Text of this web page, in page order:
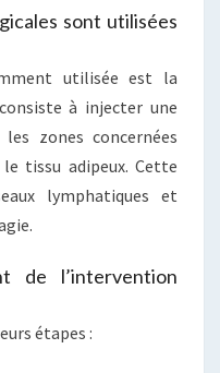
sont utilisées
utilisée est la
à injecter une
zones concernées
tissu adipeux. Cette
lymphatiques et
de l’intervention
étapes :